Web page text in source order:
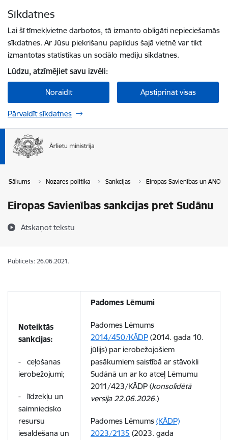
Sīkdatnes
Lai šī tīmekļvietne darbotos, tā izmanto obligāti nepieciešamās
sīkdatnes. Ar Jūsu piekrišanu papildus šajā vietnē var tikt
izmantotas statistikas un sociālo mediju sīkdatnes.
Lūdzu, atzīmējiet savu izvēli:
Noraidīt Apstiprināt visas
Pārvaldīt sīkdatnes
Sākums Nozares politika Sankcijas Eiropas Savienības un ANO
Eiropas Savienības sankcijas pret Sudānu
Atskaņot tekstu
Publicēts: 26.06.2021.
Noteiktās
sankcijas:
- ceļošanas
ierobežojumi;
- līdzekļu un
saimniecisko
resursu
iesaldēšana un
Padomes Lēmumi
Padomes Lēmums
2014/450/KĀDP (2014. gada 10.
jūlijs) par ierobežojošiem
pasākumiem saistībā ar stāvokli
Sudānā un ar ko atceļ Lēmumu
2011/423/KĀDP (konsolidētā
versija 22.06.2026.)
Padomes Lēmums (KĀDP)
2023/2135 (2023. gada